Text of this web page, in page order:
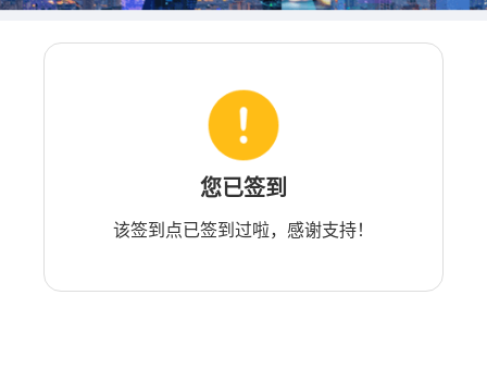
您已签到
该签到点已签到过啦，感谢支持！